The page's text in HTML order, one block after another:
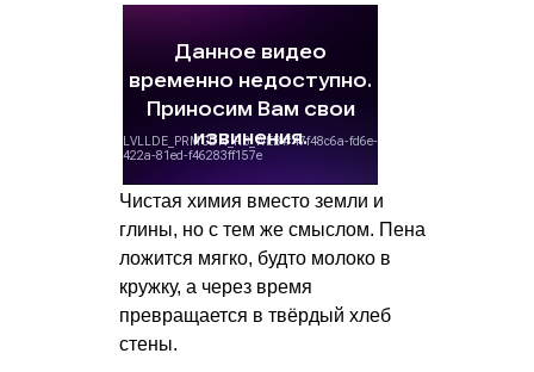
Чистая химия вместо земли и
глины, но с тем же смыслом. Пена
ложится мягко, будто молоко в
кружку, а через время
превращается в твёрдый хлеб
стены.